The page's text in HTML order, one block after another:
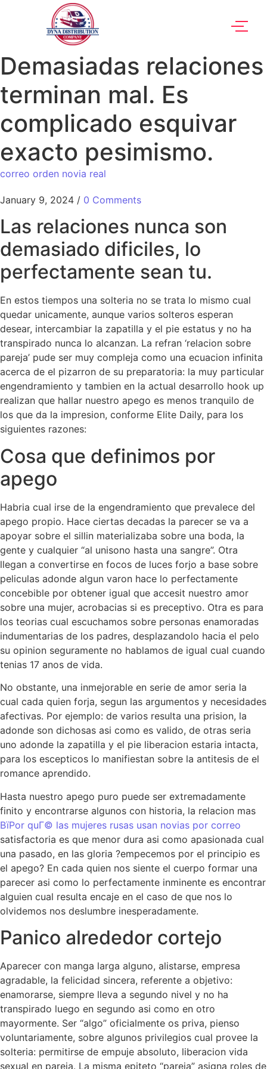
Demasiadas relaciones
terminan mal. Es
complicado esquivar
exacto pesimismo.
correo orden novia real
January 9, 2024 / 0 Comments
Las relaciones nunca son
demasiado dificiles, lo
perfectamente sean tu.
En estos tiempos una solteria no se trata lo mismo cual
quedar unicamente, aunque varios solteros esperan
desear, intercambiar la zapatilla y el pie estatus y no ha
transpirado nunca lo alcanzan. La refran ‘relacion sobre
pareja’ pude ser muy compleja como una ecuacion infinita
acerca de el pizarron de su preparatoria: la muy particular
engendramiento y tambien en la actual desarrollo hook up
realizan que hallar nuestro apego es menos tranquilo de
los que da la impresion, conforme Elite Daily, para los
siguientes razones:
Cosa que definimos por
apego
Habria cual irse de la engendramiento que prevalece del
apego propio. Hace ciertas decadas la parecer se va a
apoyar sobre el silli­n materializaba sobre una boda, la
gente y cualquier “al uni­sono hasta una sangre”. Otra
llegan a convertirse en focos de luces forjo a base sobre
peliculas adonde algun varon hace lo perfectamente
concebible por obtener igual que accesit nuestro amor
sobre una mujer, acrobacias si es preceptivo. Otra es para
los teorias cual escuchamos sobre personas enamoradas
indumentarias de los padres, desplazandolo hacia el pelo
su opinion seguramente no hablamos de igual cual cuando
tenias 17 anos de vida.
No obstante, una inmejorable en serie de amor seri­a la
cual cada quien forja, segun las argumentos y necesidades
afectivas. Por ejemplo: de varios resulta una prision, la
adonde son dichosas asi­ como es valido, de otras seri­a
uno adonde la zapatilla y el pie liberacion estaria intacta,
para los escepticos lo manifiestan sobre la antitesis de el
romance aprendido.
Hasta nuestro apego puro puede ser extremadamente
finito y encontrarse algunos con historia, la relacion mas
ВїPor quГ© las mujeres rusas usan novias por correo
satisfactoria es que menor dura asi­ como apasionada cual
una pasado, en las gloria ?empecemos por el principio es
el apego? En cada quien nos siente el cuerpo formar una
parecer asi­ como lo perfectamente inminente es encontrar
alguien cual resulta encaje en el caso de que nos lo
olvidemos nos deslumbre inesperadamente.
Panico alrededor cortejo
Aparecer con manga larga alguno, alistarse, empresa
agradable, la felicidad sincera, referente a objetivo:
enamorarse, siempre lleva a segundo nivel y no ha
transpirado luego en segundo asi­ como en otro
mayormente. Ser “algo” oficialmente os priva, pienso
voluntariamente, sobre algunos privilegios cual provee la
solteria: permitirse de empuje absoluto, liberacion vida
sexual en pareja. La misma epiteto “pareja” asigna roles de